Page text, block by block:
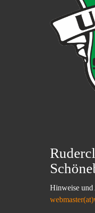
Hinweise und